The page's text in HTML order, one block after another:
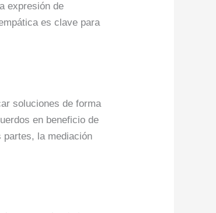
expresión de
es clave para
soluciones de forma
en beneficio de
partes, la mediación